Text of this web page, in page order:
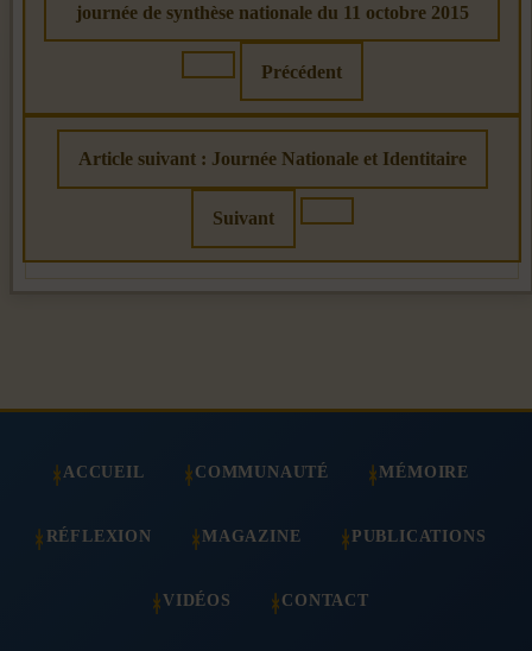
journée de synthèse nationale du 11 octobre 2015
Précédent
Article suivant : Journée Nationale et Identitaire
Suivant
ACCUEIL COMMUNAUTÉ MÉMOIRE
RÉFLEXION MAGAZINE PUBLICATIONS
VIDÉOS CONTACT